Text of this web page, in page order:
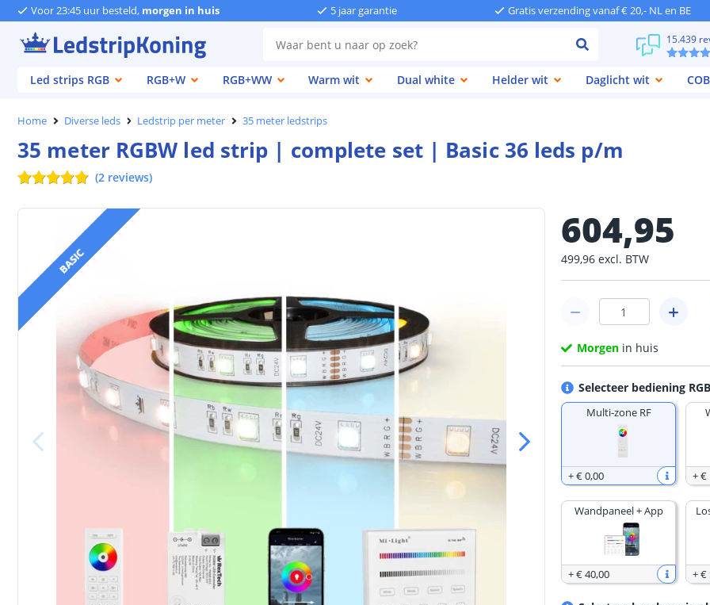
Voor 23:45 uur besteld, morgen in huis 5 jaar garantie Gratis verzending vanaf € 20,- NL en BE
15.439
Led strips RGB
RGB+W RGB+WW Warm wit Dual white Helder wit Daglicht wit COB
Home Diverse leds Ledstrip per meter 35 meter ledstrips
35 meter RGBW led strip | complete set | Basic 36 leds p/m
(2 reviews)
BASIC
604,95
499,96 excl. BTW
Morgen in huis
Selecteer bediening
Multi-zone RF
+€ 0,00 +€
Wandpaneel + App
+€ 40,00 +€